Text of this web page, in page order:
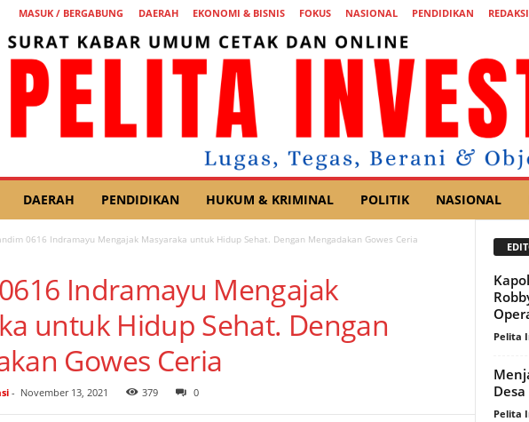
MASUK / BERGABUNG DAERAH EKONOMI & BISNIS FOKUS NASIONAL PENDIDIKAN REDAKSI
DAERAH PENDIDIKAN HUKUM & KRIMINAL POLITIK NASIONAL
0616 Indramayu Mengajak Masyaraka untuk Hidup Sehat. Dengan Mengadakan Gowes Ceria
Indramayu Mengajak
untuk Hidup Sehat. Dengan
Gowes Ceria
- November 13, 2021 379 0
Pelita
Pelita